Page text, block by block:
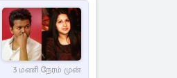
3 மணி நேரம் முன்